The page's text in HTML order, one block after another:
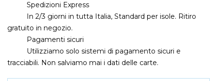
Spedizioni Express
In 2/3 giorni in tutta Italia, Standard per isole. Ritiro
gratuito in negozio.
Pagamenti sicuri
Utilizziamo solo sistemi di pagamento sicuri e
tracciabili. Non salviamo mai i dati delle carte.